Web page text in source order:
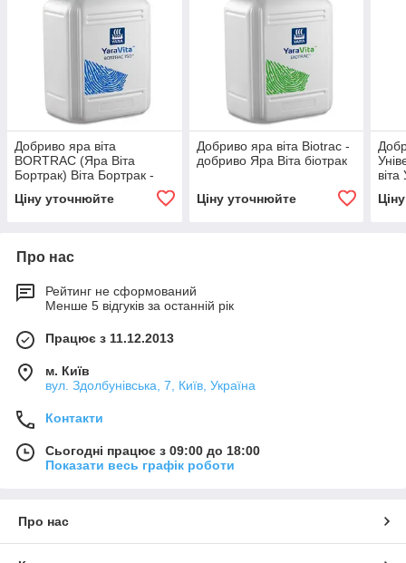
Добриво яра віта
BORTRAC (Яра Віта
Бортрак) Віта Бортрак -
Ціну уточнюйте
Добриво яра віта Biotrac -
добриво Яра Віта біотрак
Ціну уточнюйте
Про нас
Рейтинг не сформований
Менше 5 відгуків за останній рік
Працює з 11.12.2013
м. Київ
вул. Здолбунівська, 7, Київ, Україна
Контакти
Сьогодні працює з 09:00 до 18:00
Показати весь графік роботи
Про нас